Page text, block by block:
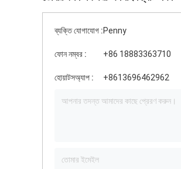
ব্যক্তি যোগাযোগ :Penny
ফোন নম্বর : +86 18883363710
হোয়াটসঅ্যাপ : +8613696462962